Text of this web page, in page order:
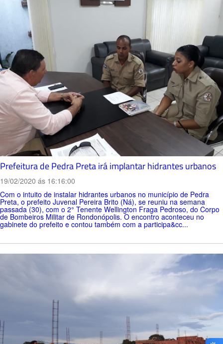
Prefeitura de Pedra Preta irá implantar hidrantes urbanos
19/02/2020 ás 16:16:00
Com o intuito de instalar hidrantes urbanos no município de Pedra
Preta, o prefeito Juvenal Pereira Brito (Ná), se reuniu na semana
passada (30), com o 2° Tenente Wellington Fraga Pedroso, do Corpo
de Bombeiros Militar de Rondonópolis. O encontro aconteceu no
gabinete do prefeito e contou também com a participa&cc...